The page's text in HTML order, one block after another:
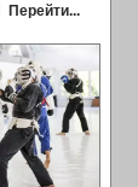
Перейти...